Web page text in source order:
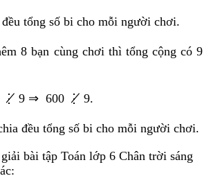
tổng số bi cho mỗi người chơi.
8 bạn cùng chơi thì tổng cộng có 9
⋮̸ 9 ⇒ 600 ⋮̸ 9.
đều tổng số bi cho mỗi người chơi.
bài tập Toán lớp 6 Chân trời sáng